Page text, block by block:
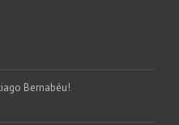
Bernabéu!